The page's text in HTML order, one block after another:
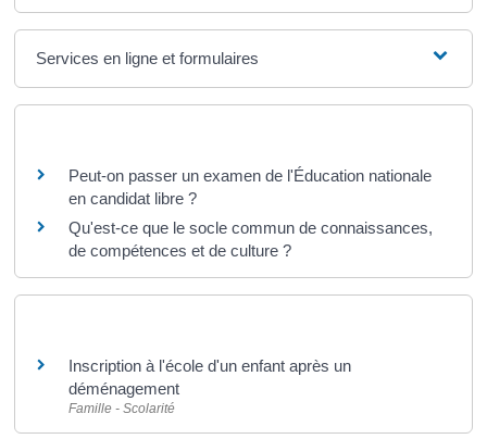
Services en ligne et formulaires
Peut-on passer un examen de l'Éducation nationale
en candidat libre ?
Qu'est-ce que le socle commun de connaissances,
de compétences et de culture ?
Inscription à l'école d'un enfant après un
déménagement
Famille - Scolarité